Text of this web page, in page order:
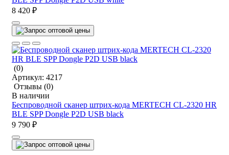
8 420 ₽
(0)
Артикул: 4217
Отзывы (0)
В наличии
Беспроводной сканер штрих-кода MERTECH CL-2320 HR
BLE SPP Dongle P2D USB black
9 790 ₽